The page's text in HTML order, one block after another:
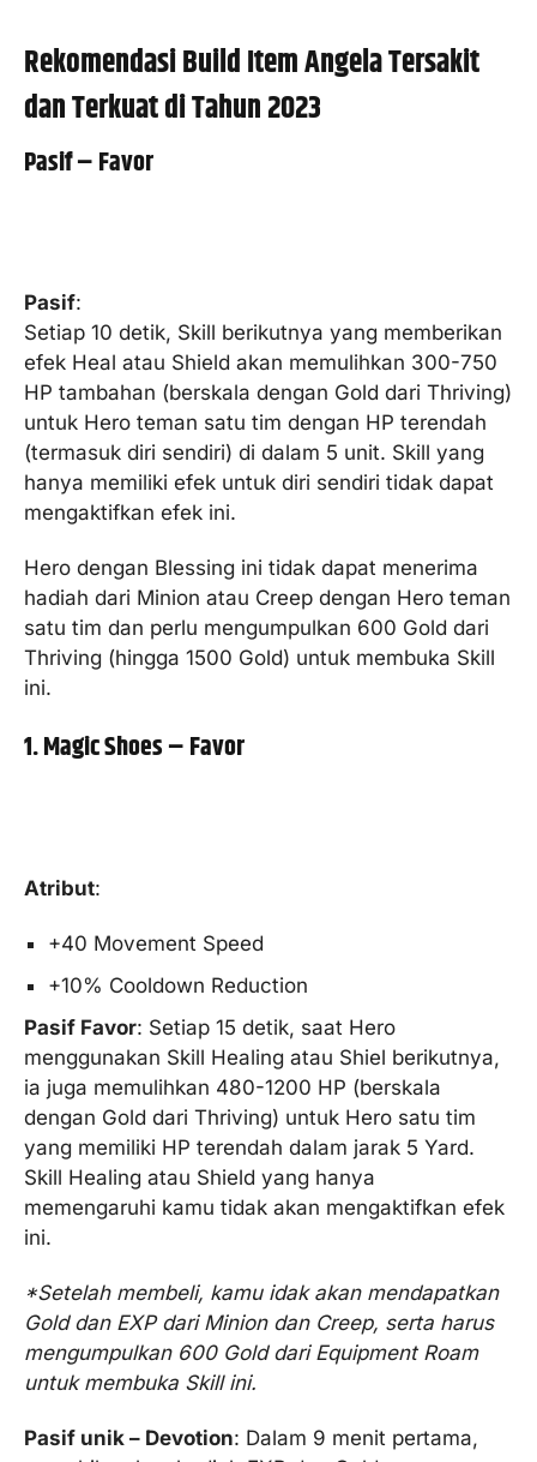
Rekomendasi Build Item Angela Tersakit
dan Terkuat di Tahun 2023
Pasif – Favor
Pasif:
Setiap 10 detik, Skill berikutnya yang memberikan
efek Heal atau Shield akan memulihkan 300-750
HP tambahan (berskala dengan Gold dari Thriving)
untuk Hero teman satu tim dengan HP terendah
(termasuk diri sendiri) di dalam 5 unit. Skill yang
hanya memiliki efek untuk diri sendiri tidak dapat
mengaktifkan efek ini.
Hero dengan Blessing ini tidak dapat menerima
hadiah dari Minion atau Creep dengan Hero teman
satu tim dan perlu mengumpulkan 600 Gold dari
Thriving (hingga 1500 Gold) untuk membuka Skill
ini.
1. Magic Shoes – Favor
Atribut:
+40 Movement Speed
+10% Cooldown Reduction
Pasif Favor: Setiap 15 detik, saat Hero
menggunakan Skill Healing atau Shiel berikutnya,
ia juga memulihkan 480-1200 HP (berskala
dengan Gold dari Thriving) untuk Hero satu tim
yang memiliki HP terendah dalam jarak 5 Yard.
Skill Healing atau Shield yang hanya
memengaruhi kamu tidak akan mengaktifkan efek
ini.
*Setelah membeli, kamu idak akan mendapatkan
Gold dan EXP dari Minion dan Creep, serta harus
mengumpulkan 600 Gold dari Equipment Roam
untuk membuka Skill ini.
Pasif unik – Devotion: Dalam 9 menit pertama,